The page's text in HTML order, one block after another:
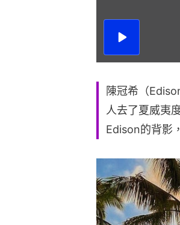
播
陳冠希（
人去了夏威夷
Edison的背影